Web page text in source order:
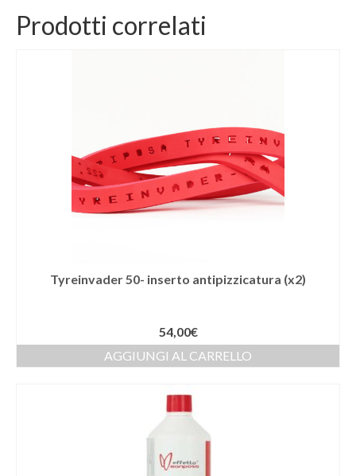
Prodotti correlati
Tyreinvader 50- inserto antipizzicatura (x2)
54,00€
AGGIUNGI AL CARRELLO